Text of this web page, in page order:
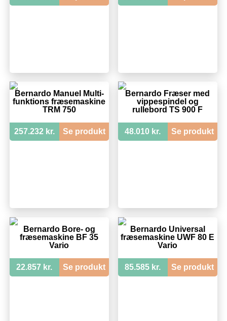
Bernardo Manuel Multi-
funktions fræsemaskine
TRM 750
257.232 kr. Se produkt
Bernardo Fræser med
vippespindel og
rullebord TS 900 F
48.010 kr. Se produkt
Bernardo Bore- og
fræsemaskine BF 35
Vario
22.857 kr. Se produkt
Bernardo Universal
fræsemaskine UWF 80 E
Vario
85.585 kr. Se produkt